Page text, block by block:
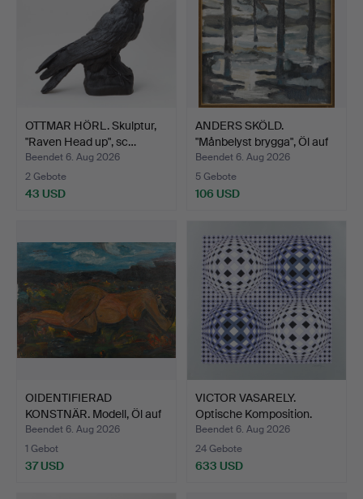
OTTMAR HÖRL. Skulptur,
"Raven Head up", sc…
Beendet 6. Aug 2026
2 Gebote
43 USD
ANDERS SKÖLD.
"Månbelyst brygga", Öl auf
L…
Beendet 6. Aug 2026
5 Gebote
106 USD
OIDENTIFIERAD
KONSTNÄR. Modell, Öl auf
Lei…
Beendet 6. Aug 2026
1 Gebot
37 USD
VICTOR VASARELY.
Optische Komposition.
Far…
Beendet 6. Aug 2026
24 Gebote
633 USD